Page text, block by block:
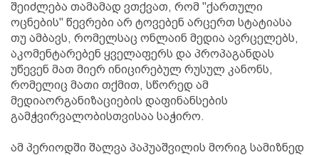
შეიძლება თამამად ვთქვათ, რომ "ქართული
ოცნების" წევრები არ ტოვებენ არცერთ სტატიასა
თუ ამბავს, რომელსაც ონლაინ მედია ავრცელებს,
აკომენტარებენ ყველაფერს და პროპაგანდას
უწევენ მათ მიერ ინიცირებულ რუსულ კანონს,
რომელიც მათი თქმით, სწორედ ამ
მედიაორგანიზაციების დაფინანსების
გამჭვირვალობისთვისაა საჭირო.
ამ პერიოდში შალვა პაპუაშვილის მორიგ სამიზნედ